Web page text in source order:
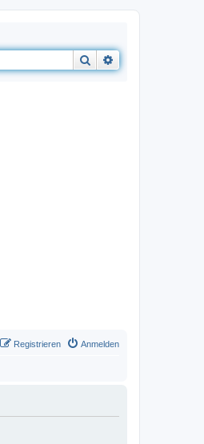
Suche
Anmelden
Registrieren